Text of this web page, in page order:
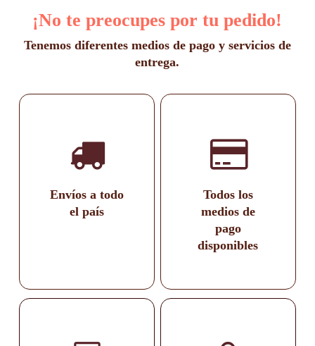
¡No te preocupes por tu pedido!
Tenemos diferentes medios de pago y servicios de
entrega.
Envíos a todo
el país
Todos los
medios de
pago
disponibles